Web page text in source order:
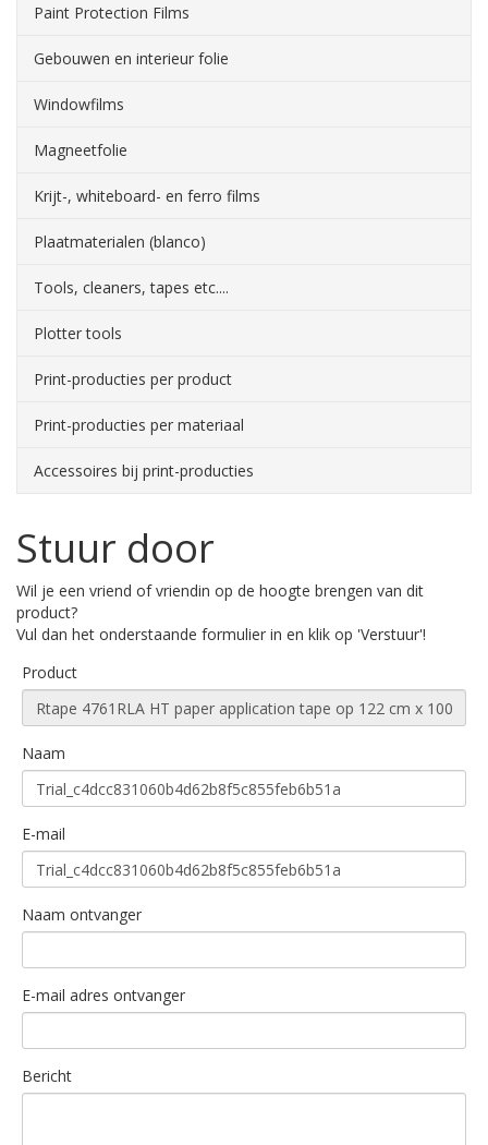
Paint Protection Films
Gebouwen en interieur folie
Windowfilms
Magneetfolie
Krijt-, whiteboard- en ferro films
Plaatmaterialen (blanco)
Tools, cleaners, tapes etc....
Plotter tools
Print-producties per product
Print-producties per materiaal
Accessoires bij print-producties
Stuur door
Wil je een vriend of vriendin op de hoogte brengen van dit
product?
Vul dan het onderstaande formulier in en klik op 'Verstuur'!
Product
Naam
E-mail
Naam ontvanger
E-mail adres ontvanger
Bericht